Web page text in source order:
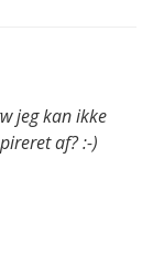
jeg kan ikke
af? :-)